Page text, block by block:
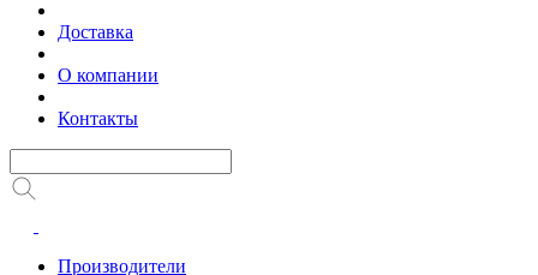
Доставка
О компании
Контакты
Производители